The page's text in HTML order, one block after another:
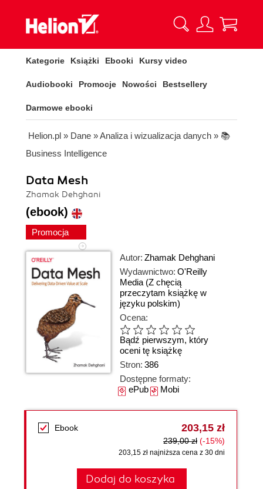
Kategorie Książki Ebooki Kursy video
Audiobooki Promocje Nowości Bestsellery
Darmowe ebooki
Helion.pl » Dane »Analiza i wizualizacja danych » 📚
Business Intelligence
Data Mesh
Zhamak Dehghani
(ebook)
Promocja
Autor: Zhamak Dehghani
Wydawnictwo: O'Reilly
Media (Z chęcią
przeczytam książkę w
języku polskim)
Ocena:
Bądź pierwszym, który
oceni tę książkę
Stron: 386
Dostępne formaty:
ePubMobi
Ebook 203,15 zł
239,00 zł (-15%)
203,15 zł najniższa cena z 30 dni
Dodaj do koszyka